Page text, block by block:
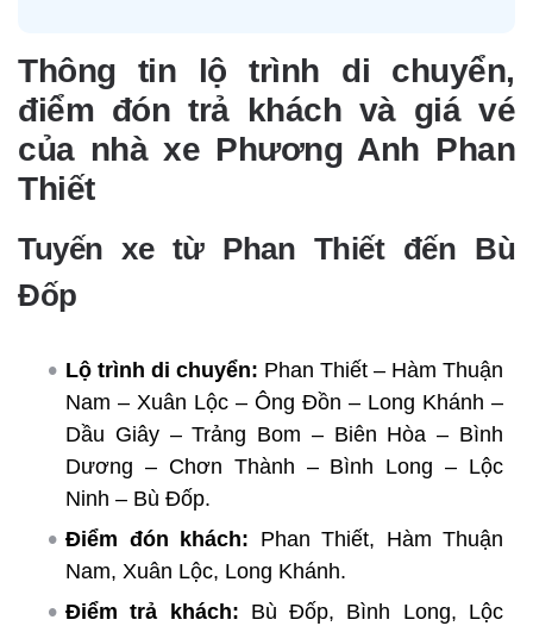
Thông tin lộ trình di chuyển,
điểm đón trả khách và giá vé
của nhà xe Phương Anh Phan
Thiết
Tuyến xe từ Phan Thiết đến Bù
Đốp
Lộ trình di chuyển: Phan Thiết – Hàm Thuận
Nam – Xuân Lộc – Ông Đồn – Long Khánh –
Dầu Giây – Trảng Bom – Biên Hòa – Bình
Dương – Chơn Thành – Bình Long – Lộc
Ninh – Bù Đốp.
Điểm đón khách: Phan Thiết, Hàm Thuận
Nam, Xuân Lộc, Long Khánh.
Điểm trả khách: Bù Đốp, Bình Long, Lộc